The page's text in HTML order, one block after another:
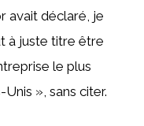
avait déclaré, je
à juste titre être
le plus
», sans citer.